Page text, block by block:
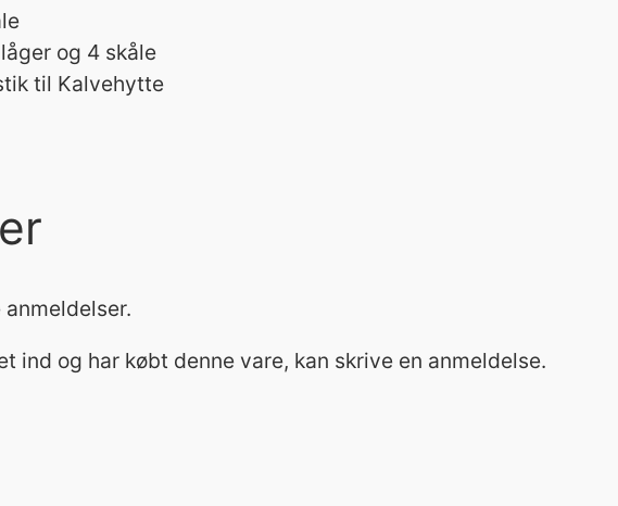
og 4 skåle
til Kalvehytte
ind og har købt denne vare, kan skrive en anmeldelse.